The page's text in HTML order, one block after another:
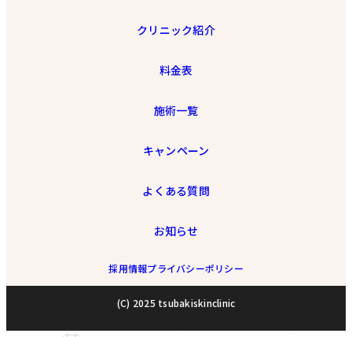
クリニック紹介
料金表
施術一覧
キャンペーン
よくある質問
お知らせ
採用情報プライバシーポリシー
(C) 2025 tsubakiskinclinic